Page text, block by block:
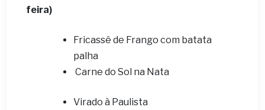
feira)
Fricassê de Frango com batata
palha
Carne do Sol na Nata
Virado à Paulista